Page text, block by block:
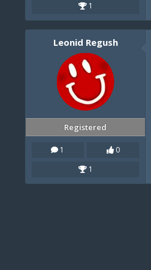
1
Leonid Regush
Registered
1
0
1